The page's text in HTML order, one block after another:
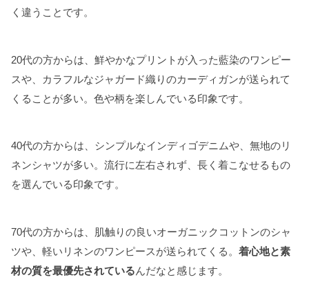
く違うことです。
20代の方からは、鮮やかなプリントが入った藍染のワンピー
スや、カラフルなジャガード織りのカーディガンが送られて
くることが多い。色や柄を楽しんでいる印象です。
40代の方からは、シンプルなインディゴデニムや、無地のリ
ネンシャツが多い。流行に左右されず、長く着こなせるもの
を選んでいる印象です。
70代の方からは、肌触りの良いオーガニックコットンのシャ
ツや、軽いリネンのワンピースが送られてくる。 着心地と素
材の質を最優先されているんだなと感じます。